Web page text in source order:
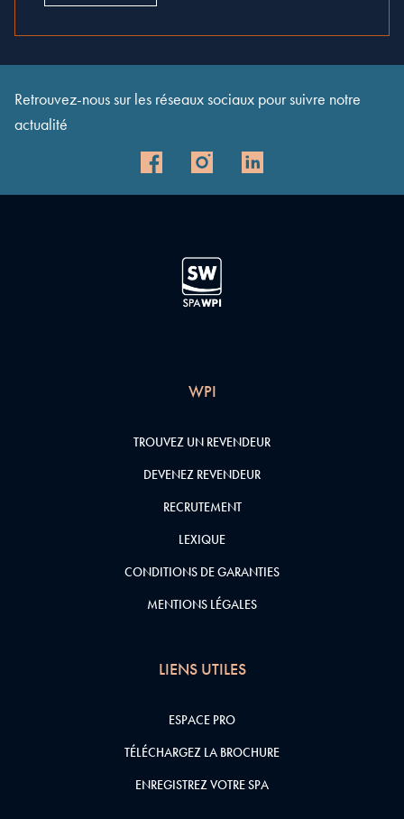
Retrouvez-nous sur les réseaux sociaux pour suivre notre
actualité
WPI
TROUVEZ UN REVENDEUR
DEVENEZ REVENDEUR
RECRUTEMENT
LEXIQUE
CONDITIONS DE GARANTIES
MENTIONS LÉGALES
LIENS UTILES
ESPACE PRO
TÉLÉCHARGEZ LA BROCHURE
ENREGISTREZ VOTRE SPA